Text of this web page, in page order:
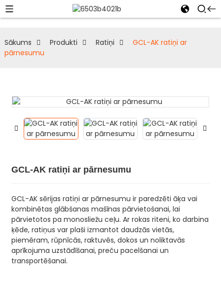
Sākums Produkti Ratiņi
GCL-AK ratiņi ar
pārnesumu
GCL-AK ratiņi ar pārnesumu
GCL-AK sērijas ratiņi ar pārnesumu ir paredzēti āķa vai
kombinētas glābšanas mašīnas pārvietošanai, lai
pārvietotos pa monosliežu ceļu. Ar rokas riteni, ko darbina
ķēde, ratiņus var plaši izmantot daudzās vietās,
piemēram, rūpnīcās, raktuvēs, dokos un noliktavās
aprīkojuma uzstādīšanai, preču pacelšanai un
transportēšanai.